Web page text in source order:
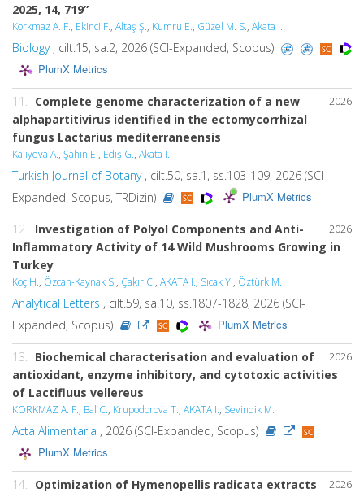
2025, 14, 719”
Korkmaz A. F., Ekinci F., Altaş Ş., Kumru E., Güzel M. S., Akata I.
Biology, cilt.15, sa.2, 2026 (SCI-Expanded, Scopus)
PlumX Metrics
2026
11. Complete genome characterization of a new
alphapartitivirus identified in the ectomycorrhizal
fungus Lactarius mediterraneensis
Kaliyeva A., Şahin E., Ediş G., Akata I.
Turkish Journal of Botany, cilt.50, sa.1, ss.103-109, 2026 (SCI-
Expanded, Scopus, TRDizin)
PlumX Metrics
2026
12. Investigation of Polyol Components and Anti-
Inflammatory Activity of 14 Wild Mushrooms Growing in
Turkey
Koç H., Özcan-Kaynak S., Çakır C., AKATA I., Sıcak Y., Öztürk M.
Analytical Letters , cilt.59, sa.10, ss.1807-1828, 2026 (SCI-
Expanded, Scopus)
PlumX Metrics
2026
13. Biochemical characterisation and evaluation of
antioxidant, enzyme inhibitory, and cytotoxic activities
of Lactifluus vellereus
KORKMAZ A. F., Bal C., Krupodorova T., AKATA I., Sevindik M.
Acta Alimentaria , 2026 (SCI-Expanded, Scopus)
PlumX Metrics
2026
14. Optimization of Hymenopellis radicata extracts